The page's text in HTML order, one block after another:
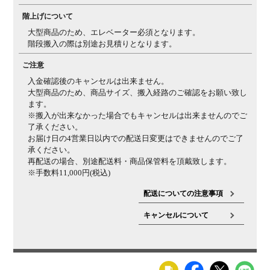
階上げについて
大型商品のため、エレベーター必須となります。
階段搬入の際は別途お見積りとなります。
ご注意
入金確認後のキャンセルは出来ません。
大型商品のため、商品サイズ、搬入経路のご確認をお願い致し
ます。
※搬入が出来なかった場合でもキャンセルは出来ませんのでご
了承ください。
お届け日の4営業日以内での配送日変更はできませんのでご了
承ください。
再配送の場合、別途配送料・商品保管料を頂戴致します。
※手数料11,000円(税込)
配送についての注意事項
キャンセルについて